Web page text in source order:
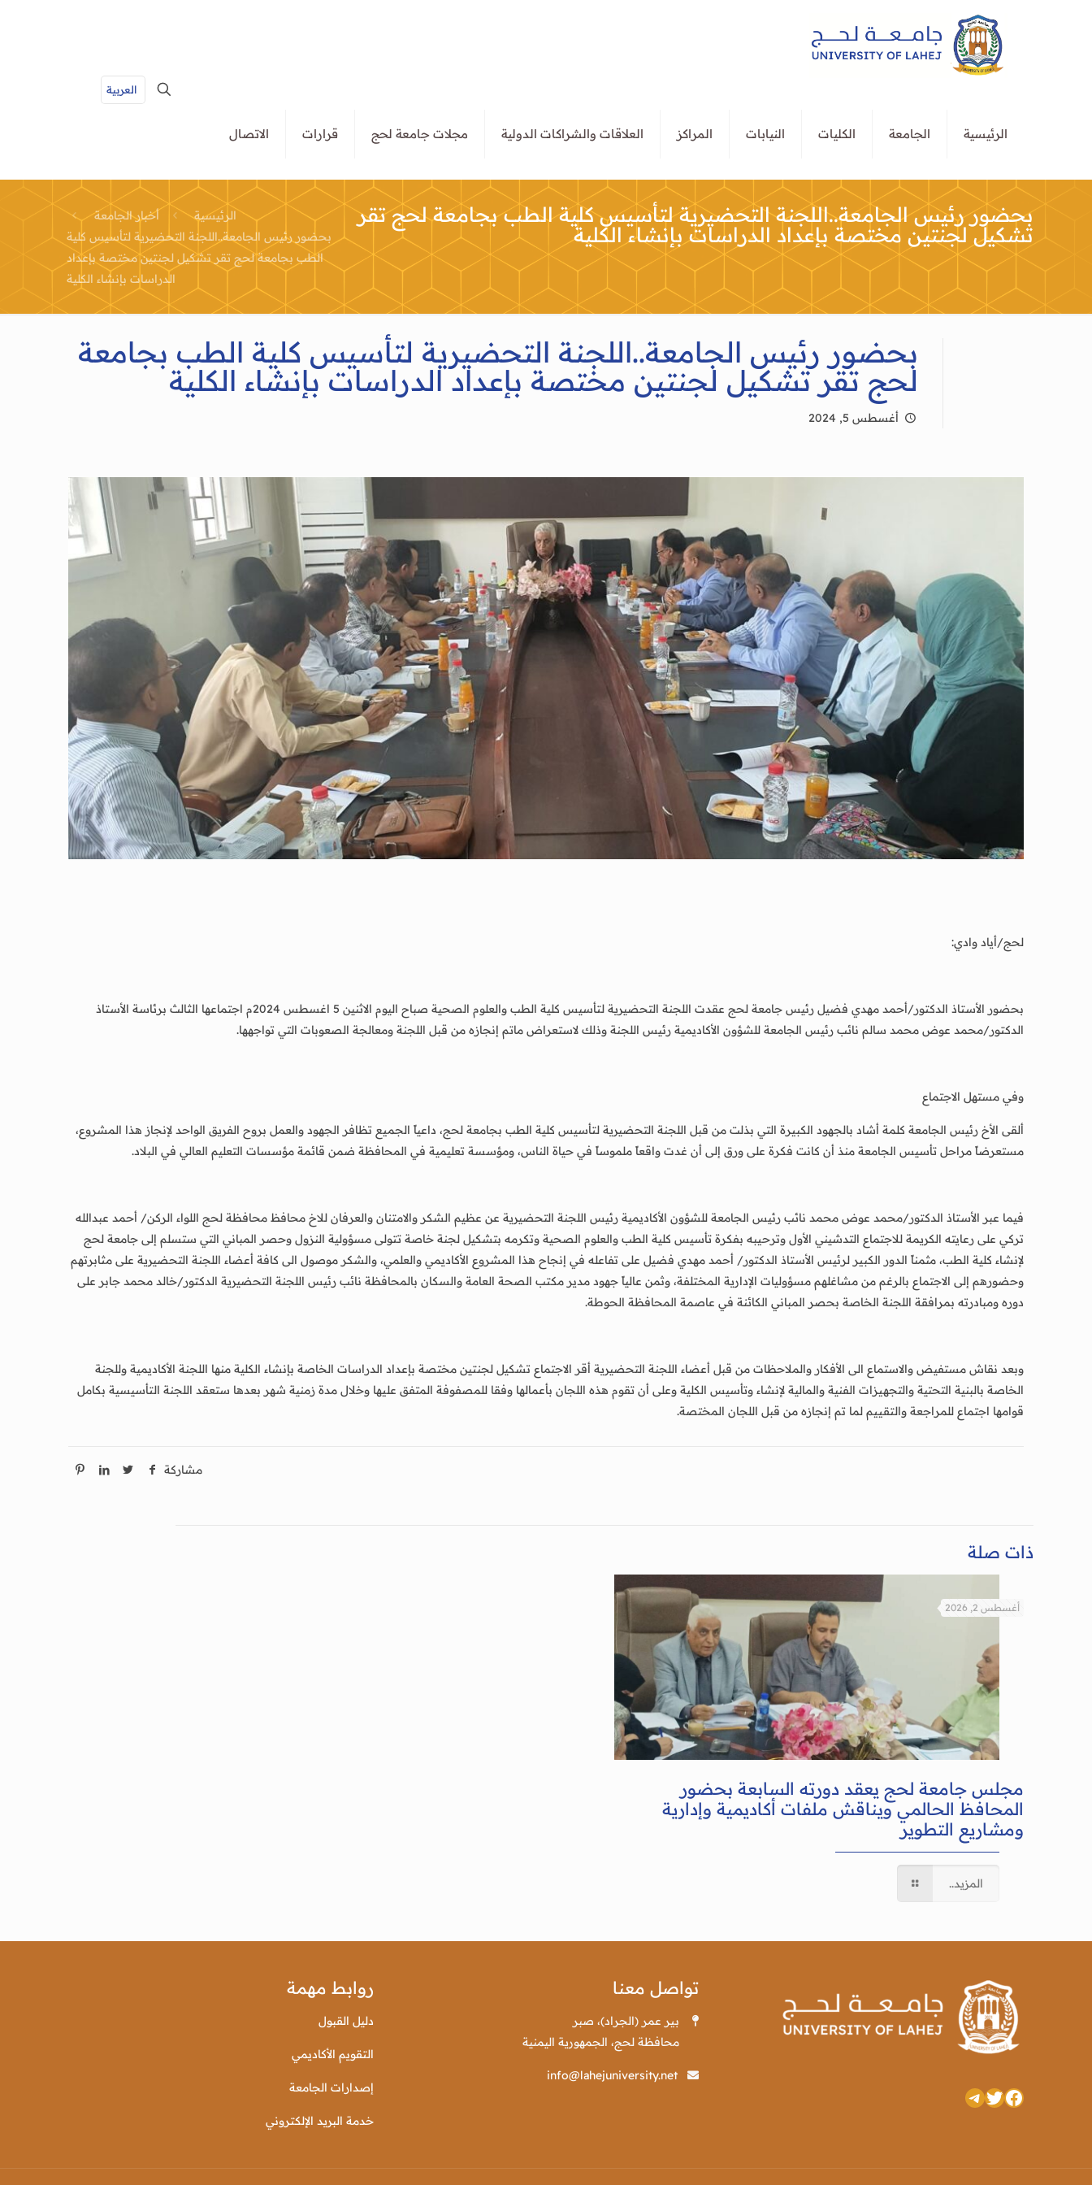
الرئيسية الجامعة الكليات النيابات المراكز العلاقات والشراكات الدولية مجلات جامعة لحج قرارات الاتصال
العربية
بحضور رئيس الجامعة..اللجنة التحضيرية لتأسيس كلية الطب بجامعة لحج تقر
تشكيل لجنتين مختصة بإعداد الدراسات بإنشاء الكلية
الرئيسية
أخبار الجامعة
بحضور رئيس الجامعة..اللجنة التحضيرية لتأسيس كلية
الطب بجامعة لحج تقر تشكيل لجنتين مختصة بإعداد
الدراسات بإنشاء الكلية
بحضور رئيس الجامعة..اللجنة التحضيرية لتأسيس كلية الطب بجامعة
لحج تقر تشكيل لجنتين مختصة بإعداد الدراسات بإنشاء الكلية
أغسطس 5, 2024
لحج/أياد وادي:
بحضور الأستاذ الدكتور/أحمد مهدي فضيل رئيس جامعة لحج عقدت اللجنة التحضيرية لتأسيس كلية الطب والعلوم الصحية صباح اليوم الاثنين 5 اغسطس 2024م اجتماعها الثالث برئاسة الأستاذ
الدكتور/محمد عوض محمد سالم نائب رئيس الجامعة للشؤون الأكاديمية رئيس اللجنة وذلك لاستعراض ماتم إنجازه من قبل اللجنة ومعالجة الصعوبات التي تواجهها.
وفي مستهل الاجتماع
ألقى الأخ رئيس الجامعة كلمة أشاد بالجهود الكبيرة التي بذلت من قبل اللجنة التحضيرية لتأسيس كلية الطب بجامعة لحج، داعياً الجميع تظافر الجهود والعمل بروح الفريق الواحد لإنجاز هذا المشروع،
مستعرضاً مراحل تأسيس الجامعة منذ أن كانت فكرة على ورق إلى أن غدت واقعاً ملموساً في حياة الناس، ومؤسسة تعليمية في المحافظة ضمن قائمة مؤسسات التعليم العالي في البلاد.
فيما عبر الأستاذ الدكتور/محمد عوض محمد نائب رئيس الجامعة للشؤون الأكاديمية رئيس اللجنة التحضيرية عن عظيم الشكر والامتنان والعرفان للاخ محافظ محافظة لحج اللواء الركن/ أحمد عبدالله
تركي على رعايته الكريمة للاجتماع التدشيني الأول وترحيبه بفكرة تأسيس كلية الطب والعلوم الصحية وتكرمه بتشكيل لجنة خاصة تتولى مسؤولية النزول وحصر المباني التي ستسلم إلى جامعة لحج
لإنشاء كلية الطب، مثمناً الدور الكبير لرئيس الأستاذ الدكتور/ أحمد مهدي فضيل على تفاعله في إنجاح هذا المشروع الأكاديمي والعلمي، والشكر موصول الى كافة أعضاء اللجنة التحضيرية على مثابرتهم
وحضورهم إلى الاجتماع بالرغم من مشاغلهم مسؤوليات الإدارية المختلفة، وثمن عالياً جهود مدير مكتب الصحة العامة والسكان بالمحافظة نائب رئيس اللجنة التحضيرية الدكتور/خالد محمد جابر على
دوره ومبادرته بمرافقة اللجنة الخاصة بحصر المباني الكائنة في عاصمة المحافظة الحوطة.
وبعد نقاش مستفيض والاستماع الى الأفكار والملاحظات من قبل أعضاء اللجنة التحضيرية أقر الاجتماع تشكيل لجنتين مختصة بإعداد الدراسات الخاصة بإنشاء الكلية منها اللجنة الأكاديمية وللجنة
الخاصة بالبنية التحتية والتجهيزات الفنية والمالية لإنشاء وتأسيس الكلية وعلى أن تقوم هذه اللجان بأعمالها وفقا للمصفوفة المتفق عليها وخلال مدة زمنية شهر بعدها ستعقد اللجنة التأسيسية بكامل
قوامها اجتماع للمراجعة والتقييم لما تم إنجازه من قبل اللجان المختصة.
مشاركة
ذات صلة
أغسطس 2, 2026
مجلس جامعة لحج يعقد دورته السابعة بحضور
المحافظ الحالمي ويناقش ملفات أكاديمية وإدارية
ومشاريع التطوير
المزيد..
فيسبوك
تويترتيليجرام
تواصل معنا
بير عمر (الجراد)، صبر
محافظة لحج، الجمهورية اليمنية
info@lahejuniversity.net
روابط مهمة
دليل القبول
التقويم الأكاديمي
إصدارات الجامعة
خدمة البريد الإلكتروني